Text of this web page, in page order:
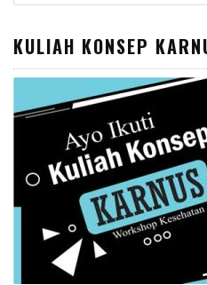
for:
KULIAH KONSEP